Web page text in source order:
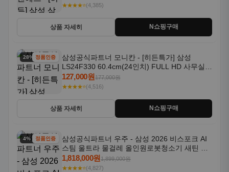
★★★★⭐(4,385)
상품 자세히 N쇼핑구매
28% 할인정품인증
삼성공식파트너 모니칸 - [히든특가] 삼성
LS24F330 60.4cm(24인치) FULL HD 사무실/
컴퓨터 모니터
127,000원177,000원
★★★★⭐(4,516)
상품 자세히 N쇼핑구매
4% 할인정품인증
삼성공식파트너 우주 - 삼성 2026 비스포크 AI
스팀 울트라 물걸레 올인원로봇청소기 새틴 그
레이지 AAG
1,818,000원1,899,000원
★★★★⭐(4,827)